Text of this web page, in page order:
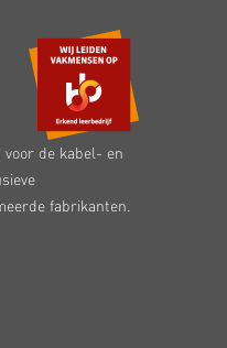
de kabel- en
fabrikanten.